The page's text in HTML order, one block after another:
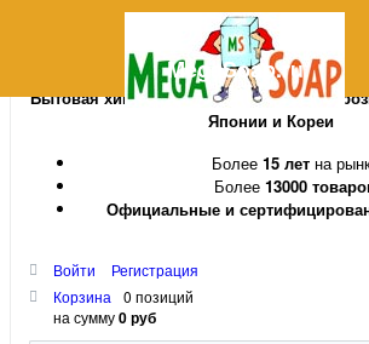
MegaSoap.ru
Бытовая химия и косметика оптом и в
Японии и Кореи
Более 15 летна
Более 13000
Официальные и
Войти
Регистрация
Корзина
0 позиций
на сумму0 руб